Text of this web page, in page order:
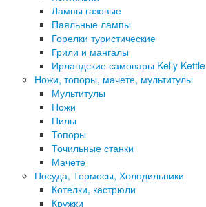
Лампы газовые
Паяльные лампы
Горелки туристические
Грили и мангалы
Ирландские самовары Kelly Kettle
Ножи, топоры, мачете, мультитулы
Мультитулы
Ножи
Пилы
Топоры
Точильные станки
Мачете
Посуда, Термосы, Холодильники
Котелки, кастрюли
Кружки